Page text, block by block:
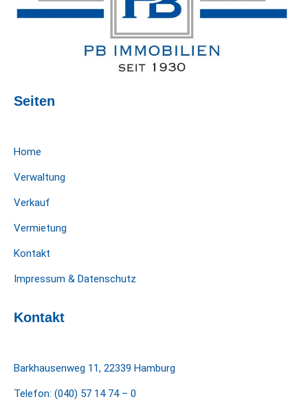
Seiten
Home
Verwaltung
Verkauf
Vermietung
Kontakt
Impressum & Datenschutz
Kontakt
Barkhausenweg 11, 22339 Hamburg
Telefon: (040) 57 14 74 – 0